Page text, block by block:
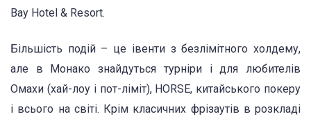
Bay Hotel & Resort.
Більшість подій – це івенти з безлімітного холдему,
але в Монако знайдуться турніри і для любителів
Омахи (хай-лоу і пот-ліміт), HORSE, китайського покеру
і всього на світі. Крім класичних фрізаутів в розкладі